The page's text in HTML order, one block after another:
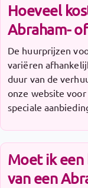
Hoeveel
Abraham-
De huurprijzen
variëren
duur van de
onze website
speciale
Moet ik
van een